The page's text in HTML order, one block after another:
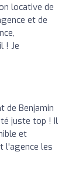
locative de
et de
! Je
de Benjamin
juste top ! Il
et
l'agence les